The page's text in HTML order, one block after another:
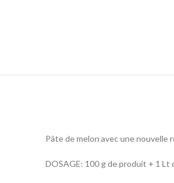
Pâte de melon avec une
DOSAGE: 100 g de produit + 1 Lt